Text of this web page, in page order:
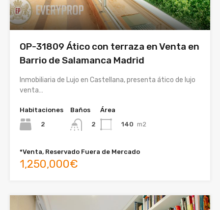
OP-31809 Ático con terraza en Venta en
Barrio de Salamanca Madrid
Inmobiliaria de Lujo en Castellana, presenta ático de lujo
venta…
Habitaciones
2
Baños
2
Área
140 m2
*Venta, Reservado Fuera de Mercado
1,250,000€